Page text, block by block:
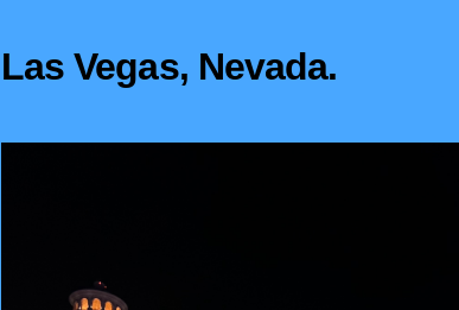
Las Vegas, Nevada.